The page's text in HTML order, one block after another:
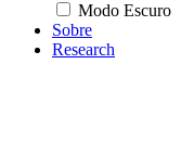
Modo Escuro
Sobre
Research